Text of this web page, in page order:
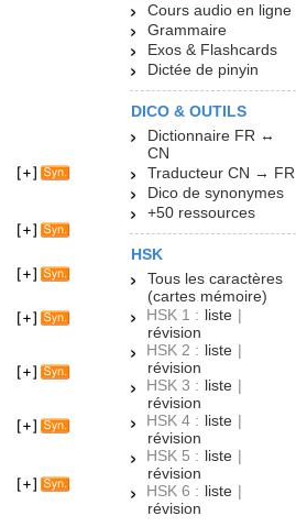
Cours audio en ligne
Grammaire
Exos & Flashcards
Dictée de pinyin
DICO & OUTILS
Dictionnaire FR ↔
CN
Traducteur CN → FR
Dico de synonymes
+50 ressources
HSK
Tous les caractères
(cartes mémoire)
HSK 1 : liste |
révision
HSK 2 : liste |
révision
HSK 3 : liste |
révision
HSK 4 : liste |
révision
HSK 5 : liste |
révision
HSK 6 : liste |
révision